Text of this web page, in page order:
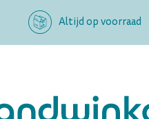
Altijd op voorraad